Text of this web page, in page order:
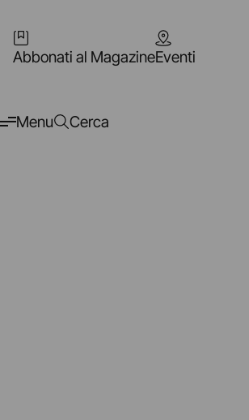
Abbonati al MagazineEventi
Menu Cerca